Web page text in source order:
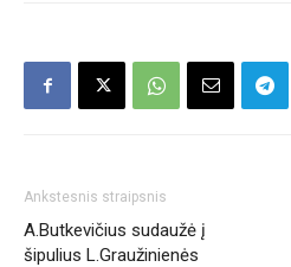
Ankstesnis straipsnis
A.Butkevičius sudaužė į
šipulius L.Graužinienės